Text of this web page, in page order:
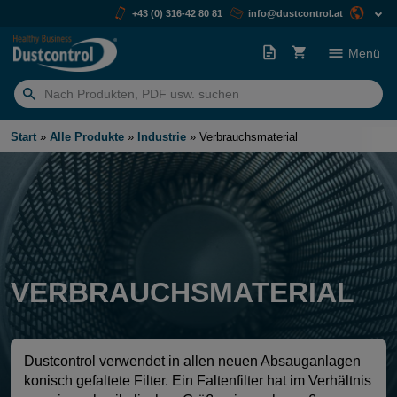
+43 (0) 316-42 80 81 info@dustcontrol.at
Suchen
nach:
Menü
Start » Alle Produkte » Industrie » Verbrauchsmaterial
VERBRAUCHSMATERIAL
Dustcontrol verwendet in allen neuen Absauganlagen
konisch gefaltete Filter. Ein Faltenfilter hat im Verhältnis